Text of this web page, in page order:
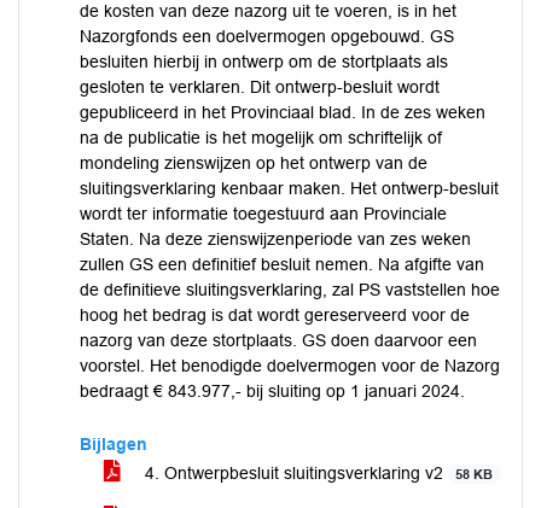
de kosten van deze nazorg uit te voeren, is in het
Nazorgfonds een doelvermogen opgebouwd. GS
besluiten hierbij in ontwerp om de stortplaats als
gesloten te verklaren. Dit ontwerp-besluit wordt
gepubliceerd in het Provinciaal blad. In de zes weken
na de publicatie is het mogelijk om schriftelijk of
mondeling zienswijzen op het ontwerp van de
sluitingsverklaring kenbaar maken. Het ontwerp-besluit
wordt ter informatie toegestuurd aan Provinciale
Staten. Na deze zienswijzenperiode van zes weken
zullen GS een definitief besluit nemen. Na afgifte van
de definitieve sluitingsverklaring, zal PS vaststellen hoe
hoog het bedrag is dat wordt gereserveerd voor de
nazorg van deze stortplaats. GS doen daarvoor een
voorstel. Het benodigde doelvermogen voor de Nazorg
bedraagt € 843.977,- bij sluiting op 1 januari 2024.
Bijlagen
4. Ontwerpbesluit sluitingsverklaring v2
58 KB